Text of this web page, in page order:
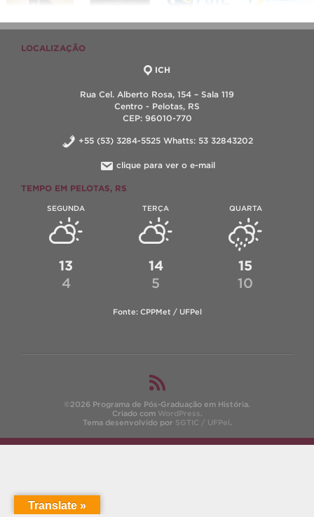
LOCALIZAÇÃO
ICH
Rua Cel. Alberto Rosa, 154 – Sala 119
Centro - Pelotas, RS
CEP: 96010-770
+55 (53) 3284-5525 Whatts: 53 32843202
clique para ver o e-mail
TEMPO EM PELOTAS, RS
SEGUNDA
13
4
TERÇA
14
5
QUARTA
15
10
Fonte: CPPMet / UFPel
©2026 Programa de Pós-Graduação em História.
Criado com WordPress.
Tema desenvolvido por SGTIC / UFPel.
Translate »